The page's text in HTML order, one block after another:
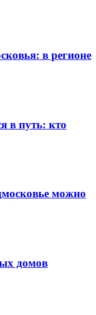
в регионе
в путь: кто
можно
домов